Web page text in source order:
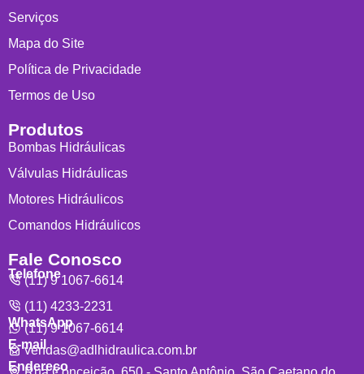
Serviços
Mapa do Site
Política de Privacidade
Termos de Uso
Produtos
Bombas Hidráulicas
Válvulas Hidráulicas
Motores Hidráulicos
Comandos Hidráulicos
Fale Conosco
Telefone
(11) 9 1067-6614
(11) 4233-2231
WhatsApp
(11) 9 1067-6614
E-mail
vendas@adlhidraulica.com.br
Endereço